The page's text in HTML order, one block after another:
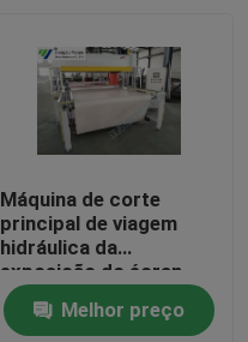
Máquina de corte
principal de viagem
hidráulica da
exposição do écran
sensível para materiais
do
Melhor preço